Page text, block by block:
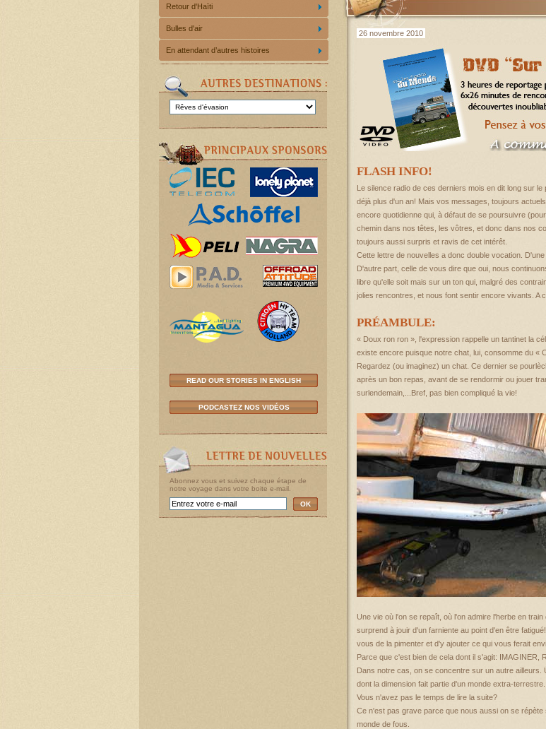
Retour d'Haïti
Bulles d'air
En attendant d’autres histoires
READ OUR STORIES IN ENGLISH
PODCASTEZ NOS VIDÉOS
Abonnez vous et suivez chaque étape de
notre voyage dans votre boite e-mail.
OK
26 novembre 2010
FLASH INFO!
Le silence radio de ces derniers mois en dit long sur
déjà plus d'un an! Mais vos messages, toujours
encore quotidienne qui, à défaut de se poursuivre
chemin dans nos têtes, les vôtres, et donc dans nos
toujours aussi surpris et ravis de cet intérêt.
Cette lettre de nouvelles a donc double vocation.
D'autre part, celle de vous dire que oui, nous
libre qu'elle soit mais sur un ton qui, malgré des
jolies rencontres, et nous font sentir encore vivants. A
PRÉAMBULE:
« Doux ron ron », l'expression rappelle un tantinet la
existe encore puisque notre chat, lui, consomme du «
Regardez (ou imaginez) un chat. Ce dernier se
après un bon repas, avant de se rendormir ou jouer
surlendemain,...Bref, pas bien compliqué la vie!
Une vie où l'on se repaît, où l'on admire l'herbe en
surprend à jouir d'un farniente au point d'en être
vous de la pimenter et d'y ajouter ce qui vous ferait
Parce que c'est bien de cela dont il s'agit: IMAGINER,
Dans notre cas, on se concentre sur un autre ailleurs.
dont la dimension fait partie d'un monde extra-terrestre.
Vous n'avez pas le temps de lire la suite?
Ce n'est pas grave parce que nous aussi on se
monde de fous.